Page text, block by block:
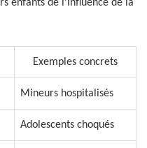
enfants de l’influence de la
Exemples concrets
Mineurs hospitalisés
Adolescents choqués